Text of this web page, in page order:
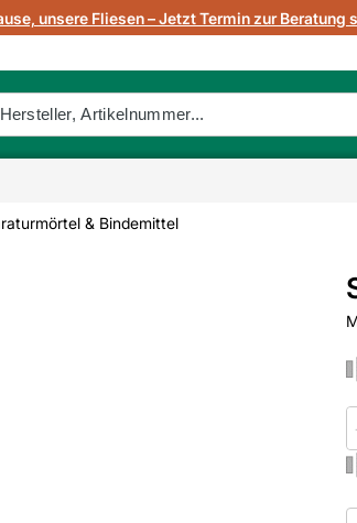
unsere Fliesen – Jetzt Termin zur Beratung
& Bindemittel